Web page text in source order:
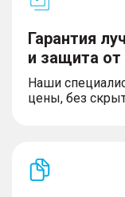
Гарантия
и защита от
Наши
цены, без